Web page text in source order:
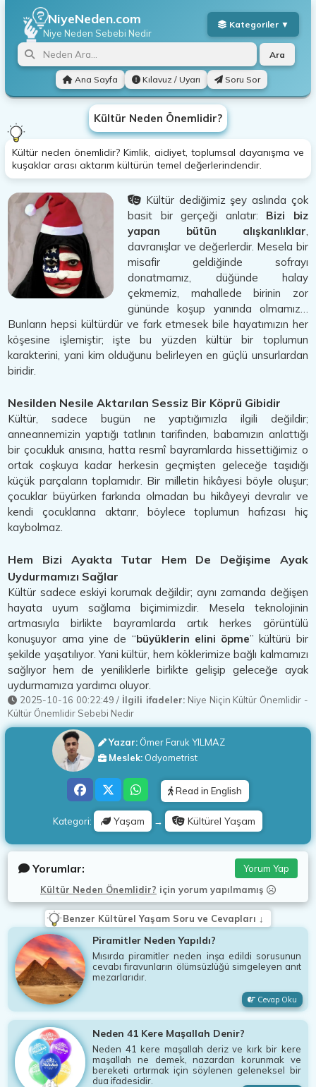
NiyeNeden.com
Niye Neden Sebebi Nedir
Ana Sayfa Kılavuz / Uyarı Soru Sor
Ara
Kültür Neden Önemlidir?
Kültür neden önemlidir? Kimlik, aidiyet, toplumsal dayanışma ve
kuşaklar arası aktarım kültürün temel değerlerindendir.
Kültür dediğimiz şey aslında çok
basit bir gerçeği anlatır: Bizi biz
yapan bütün alışkanlıklar,
davranışlar ve değerlerdir. Mesela bir
misafir geldiğinde sofrayı
donatmamız, düğünde halay
çekmemiz, mahallede birinin zor
gününde koşup yanında olmamız…
Bunların hepsi kültürdür ve fark etmesek bile hayatımızın her
köşesine işlemiştir; işte bu yüzden kültür bir toplumun
karakterini, yani kim olduğunu belirleyen en güçlü unsurlardan
biridir.
Nesilden Nesile Aktarılan Sessiz Bir Köprü Gibidir
Kültür, sadece bugün ne yaptığımızla ilgili değildir;
anneannemizin yaptığı tatlının tarifinden, babamızın anlattığı
bir çocukluk anısına, hatta resmî bayramlarda hissettiğimiz o
ortak coşkuya kadar herkesin geçmişten geleceğe taşıdığı
küçük parçaların toplamıdır. Bir milletin hikâyesi böyle oluşur;
çocuklar büyürken farkında olmadan bu hikâyeyi devralır ve
kendi çocuklarına aktarır, böylece toplumun hafızası hiç
kaybolmaz.
Hem Bizi Ayakta Tutar Hem De Değişime Ayak
Uydurmamızı Sağlar
Kültür sadece eskiyi korumak değildir; aynı zamanda değişen
hayata uyum sağlama biçimimizdir. Mesela teknolojinin
artmasıyla birlikte bayramlarda artık herkes görüntülü
konuşuyor ama yine de “büyüklerin elini öpme” kültürü bir
şekilde yaşatılıyor. Yani kültür, hem köklerimize bağlı kalmamızı
sağlıyor hem de yeniliklerle birlikte gelişip geleceğe ayak
uydurmamıza yardımcı oluyor.
2025-10-16 00:22:49 / İlgili ifadeler: Niye Niçin Kültür Önemlidir -
Kültür Önemlidir Sebebi Nedir
Yazar: Ömer Faruk YILMAZ
Meslek:Odyometrist
Kategori: Yaşam → Kültürel Yaşam
Read in English
Yorumlar:
Kültür Neden Önemlidir? için yorum yapılmamış
Yorum Yap
Benzer Kültürel Yaşam Soru ve Cevapları ↓
Piramitler Neden Yapıldı?
Mısırda piramitler neden inşa edildi sorusunun
cevabı firavunların ölümsüzlüğü simgeleyen anıt
mezarlarıdır.
Cevap Oku
Neden 41 Kere Maşallah Denir?
Neden 41 kere maşallah deriz ve kırk bir kere
maşallah ne demek, nazardan korunmak ve
bereketi artırmak için söylenen geleneksel bir
dua ifadesidir.